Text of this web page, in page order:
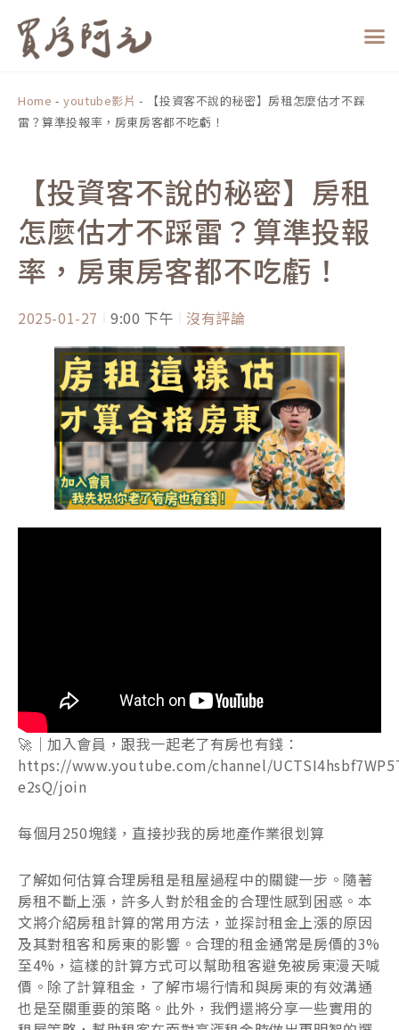
Home -youtube影片 -
【投資客不說的秘密】房租怎麼估才不踩
雷？算準投報率，房東房客都不吃虧！
【投資客不說的秘密】房租
怎麼估才不踩雷？算準投報
率，房東房客都不吃虧！
2025-01-27 9:00 下午 沒有評論
🚀｜加入會員，跟我一起老了有房也有錢：
https://www.youtube.com/channel/
e2sQ/join
每個月250塊錢，直接抄我的房地產作業很划算
了解如何估算合理房租是租屋過程中的關鍵一步。隨著
房租不斷上漲，許多人對於租金的合理性感到困惑。本
文將介紹房租計算的常用方法，並探討租金上漲的原因
及其對租客和房東的影響。合理的租金通常是房價的3%
至4%，這樣的計算方式可以幫助租客避免被房東漫天喊
價。除了計算租金，了解市場行情和與房東的有效溝通
也是至關重要的策略。此外，我們還將分享一些實用的